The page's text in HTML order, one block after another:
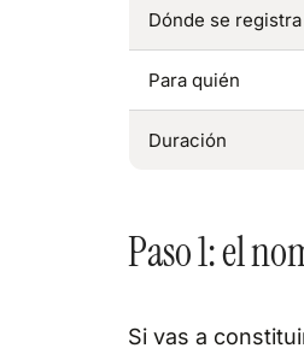
Dónde se registra
Para quién
Duración
Paso 1: el
Si vas a